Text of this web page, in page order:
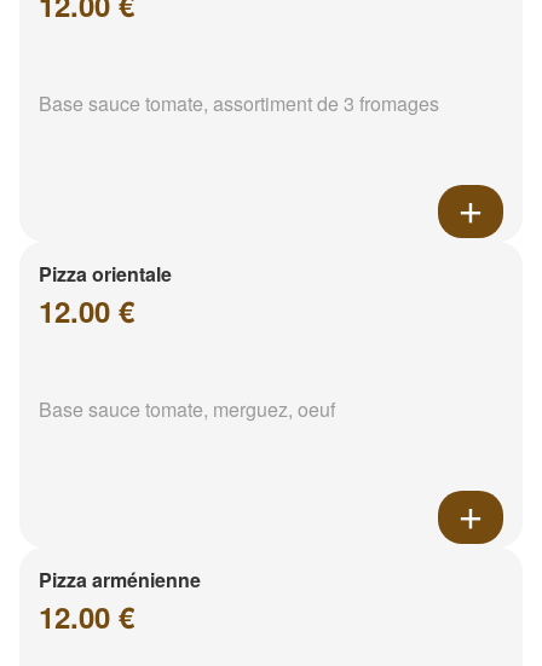
Base sauce tomate, assortiment de 3 fromages
Pizza orientale
12.00 €
Base sauce tomate, merguez, oeuf
Pizza arménienne
12.00 €